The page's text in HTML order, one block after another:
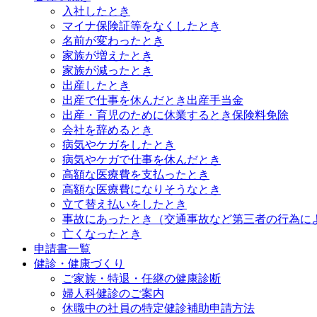
入社したとき
マイナ保険証等をなくしたとき
名前が変わったとき
家族が増えたとき
家族が減ったとき
出産したとき
出産で仕事を休んだとき 出産手当金
出産・育児のために休業するとき保険料免除
会社を辞めるとき
病気やケガをしたとき
病気やケガで仕事を休んだとき
高額な医療費を支払ったとき
高額な医療費になりそうなとき
立て替え払いをしたとき
事故にあったとき（交通事故など第三者の行為に
亡くなったとき
申請書一覧
健診・健康づくり
ご家族・特退・任継の健康診断
婦人科健診のご案内
休職中の社員の特定健診補助申請方法